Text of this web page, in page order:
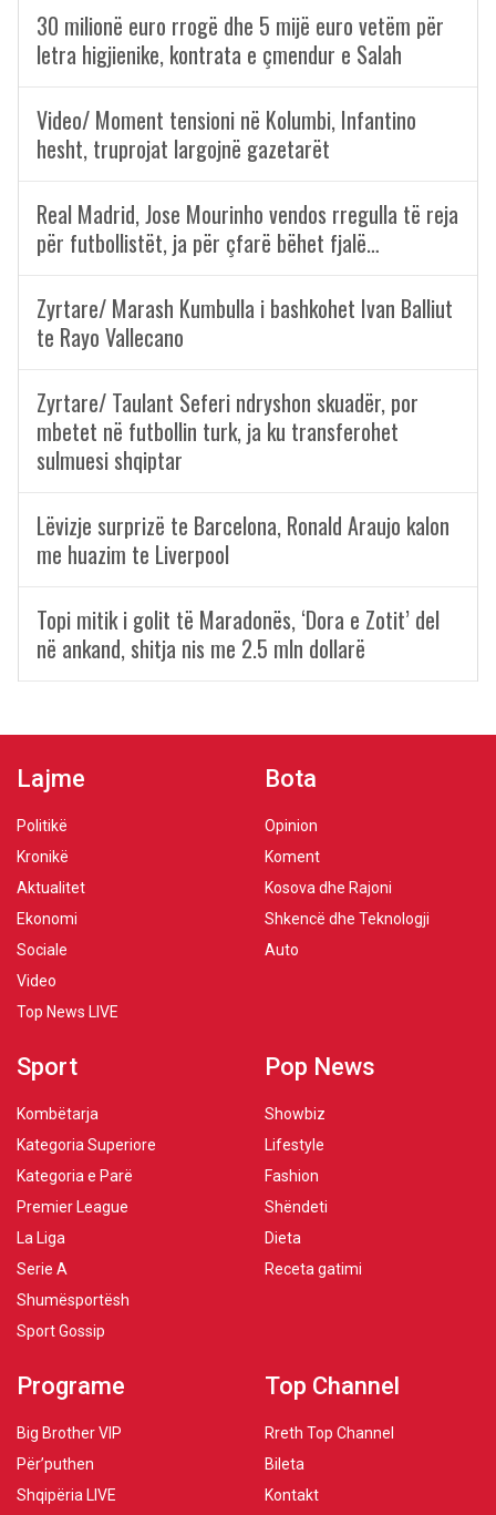
30 milionë euro rrogë dhe 5 mijë euro vetëm për
letra higjienike, kontrata e çmendur e Salah
Video/ Moment tensioni në Kolumbi, Infantino
hesht, truprojat largojnë gazetarët
Real Madrid, Jose Mourinho vendos rregulla të reja
për futbollistët, ja për çfarë bëhet fjalë…
Zyrtare/ Marash Kumbulla i bashkohet Ivan Balliut
te Rayo Vallecano
Zyrtare/ Taulant Seferi ndryshon skuadër, por
mbetet në futbollin turk, ja ku transferohet
sulmuesi shqiptar
Lëvizje surprizë te Barcelona, Ronald Araujo kalon
me huazim te Liverpool
Topi mitik i golit të Maradonës, ‘Dora e Zotit’ del
në ankand, shitja nis me 2.5 mln dollarë
Lajme
Politikë
Kronikë
Aktualitet
Ekonomi
Sociale
Video
Top News LIVE
Bota
Opinion
Koment
Kosova dhe Rajoni
Shkencë dhe Teknologji
Auto
Sport
Kombëtarja
Kategoria Superiore
Kategoria e Parë
Premier League
La Liga
Serie A
Shumësportësh
Sport Gossip
Pop News
Showbiz
Lifestyle
Fashion
Shëndeti
Dieta
Receta gatimi
Programe
Big Brother VIP
Për’puthen
Shqipëria LIVE
Top Channel
Rreth Top Channel
Bileta
Kontakt